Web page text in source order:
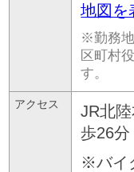
地図を
※勤務
区町村
す。
アクセス
JR北
歩26分
※バイ